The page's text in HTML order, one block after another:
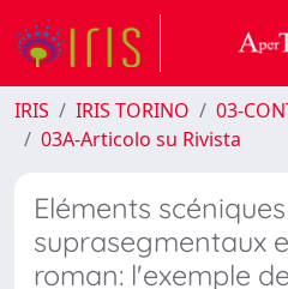
IRIS IRIS TORINO
03-
03A-Articolo su Rivista
Eléments
suprasegmentaux
roman: l'exemple